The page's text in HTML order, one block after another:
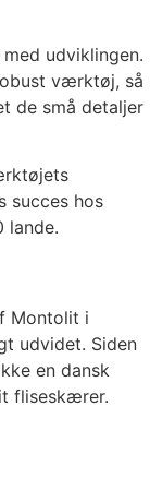
udviklingen.
værktøj, så
de små detaljer
succes hos
lande.
Montolit i
udvidet. Siden
en dansk
fliseskærer.